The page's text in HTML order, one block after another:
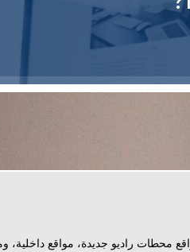
محطات راديو جديدة، مواقع داخلية،